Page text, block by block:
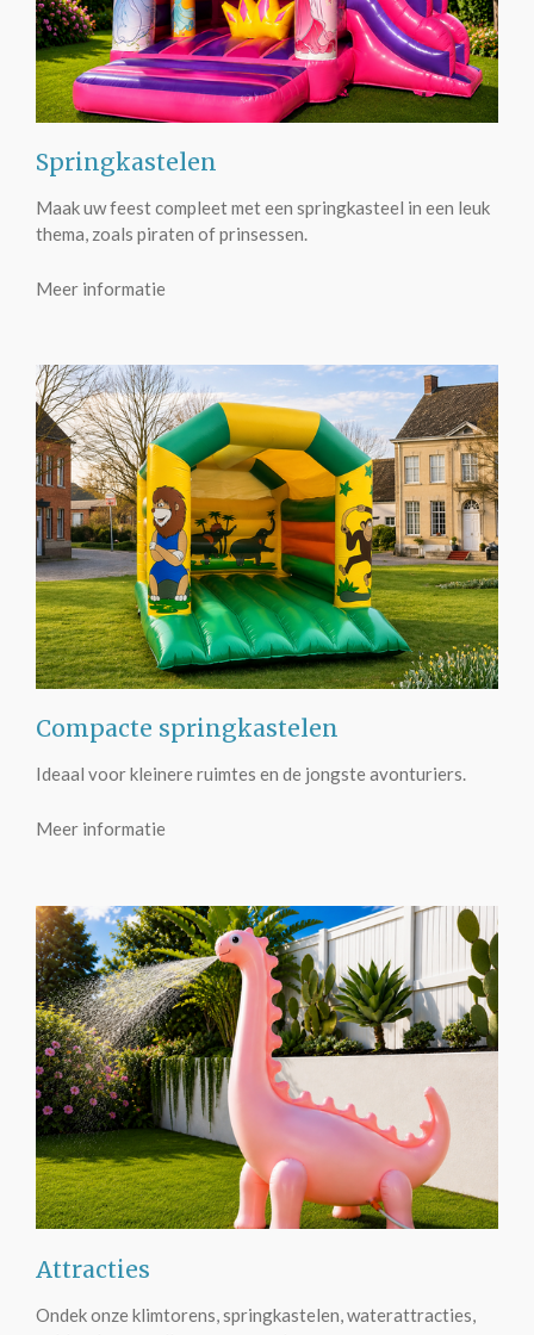
Springkastelen
Maak uw feest compleet met een springkasteel in een leuk
thema, zoals piraten of prinsessen.
Meer informatie
Compacte springkastelen
Ideaal voor kleinere ruimtes en de jongste avonturiers.
Meer informatie
Attracties
Ondek onze klimtorens, springkastelen, waterattracties,